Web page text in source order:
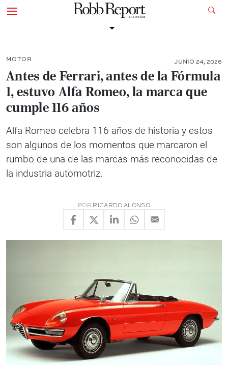
MOTOR JUNIO 24, 2026
Antes de Ferrari, antes de la Fórmula
1, estuvo Alfa Romeo, la marca que
cumple 116 años
Alfa Romeo celebra 116 años de historia y estos
son algunos de los momentos que marcaron el
rumbo de una de las marcas más reconocidas de
la industria automotriz.
POR RICARDO ALONSO